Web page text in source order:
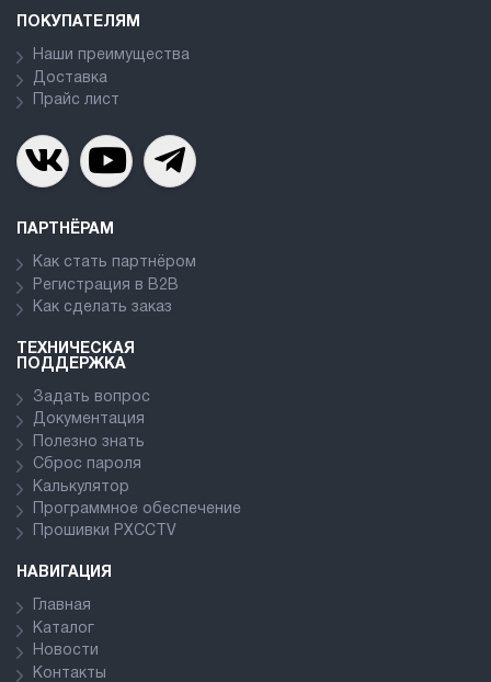
ПОКУПАТЕЛЯМ
Наши преимущества
Доставка
Прайс лист
ПАРТНЁРАМ
Как стать партнёром
Регистрация в В2В
Как сделать заказ
ТЕХНИЧЕСКАЯ
ПОДДЕРЖКА
Задать вопрос
Документация
Полезно знать
Сброс пароля
Калькулятор
Программное обеспечение
Прошивки PXCCTV
НАВИГАЦИЯ
Главная
Каталог
Новости
Контакты